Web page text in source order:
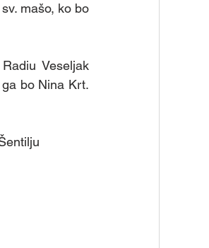
mašo, ko bo
Veseljak